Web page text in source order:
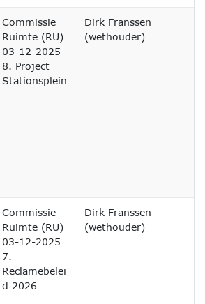
Commissie
Ruimte (RU)
03-12-2025
8. Project
Stationsplein
Dirk Franssen
(wethouder)
Commissie
Ruimte (RU)
03-12-2025
7.
Reclamebelei
d 2026
Dirk Franssen
(wethouder)